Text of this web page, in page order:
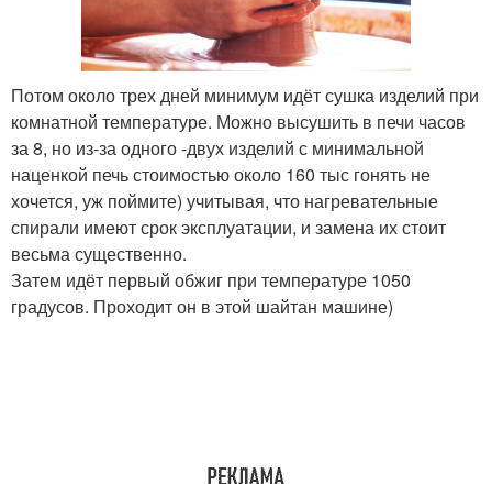
Потом около трех дней минимум идёт сушка изделий при
комнатной температуре. Можно высушить в печи часов
за 8, но из-за одного -двух изделий с минимальной
наценкой печь стоимостью около 160 тыс гонять не
хочется, уж поймите) учитывая, что нагревательные
спирали имеют срок эксплуатации, и замена их стоит
весьма существенно.
Затем идёт первый обжиг при температуре 1050
градусов. Проходит он в этой шайтан машине)